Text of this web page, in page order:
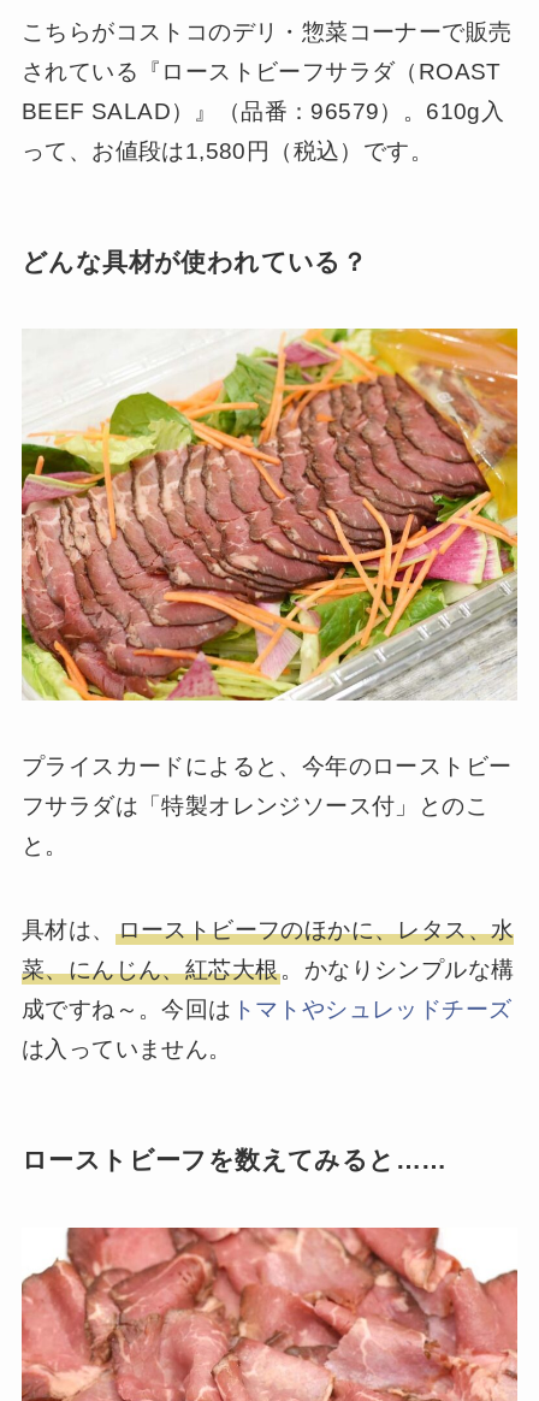
こちらがコストコのデリ・惣菜コーナーで販売
されている『ローストビーフサラダ（ROAST
BEEF SALAD）』（品番：96579）。610g入
って、お値段は1,580円（税込）です。
どんな具材が使われている？
プライスカードによると、今年のローストビー
フサラダは「特製オレンジソース付」とのこ
と。
具材は、 ローストビーフのほかに、レタス、水
菜、にんじん、紅芯大根。かなりシンプルな構
成ですね～。今回は トマトやシュレッドチーズ
は入っていません。
ローストビーフを数えてみると……